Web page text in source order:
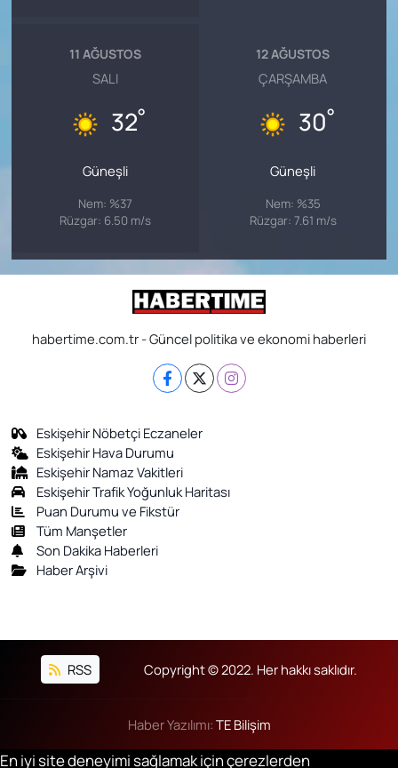
11 AĞUSTOS
SALI
32°
Güneşli
Nem: %37
Rüzgar: 6.50 m/s
12 AĞUSTOS
ÇARŞAMBA
30°
Güneşli
Nem: %35
Rüzgar: 7.61 m/s
habertime.com.tr - Güncel politika ve ekonomi haberleri
Eskişehir Nöbetçi Eczaneler
Eskişehir Hava Durumu
Eskişehir Namaz Vakitleri
Eskişehir Trafik Yoğunluk Haritası
Puan Durumu ve Fikstür
Tüm Manşetler
Son Dakika Haberleri
Haber Arşivi
RSS Copyright © 2022. Her hakkı saklıdır.
Haber Yazılımı: TE Bilişim
En iyi site deneyimi sağlamak için çerezlerden